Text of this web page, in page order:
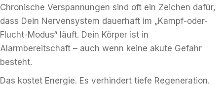
Chronische Verspannungen sind oft ein Zeichen dafür,
dass Dein Nervensystem dauerhaft im „Kampf-oder-
Flucht-Modus“ läuft. Dein Körper ist in
Alarmbereitschaft – auch wenn keine akute Gefahr
besteht.
Das kostet Energie. Es verhindert tiefe Regeneration.